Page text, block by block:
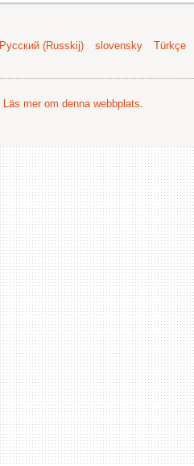
Русский (Russkij) slovensky
Türkçe
Läs mer om denna webbplats.